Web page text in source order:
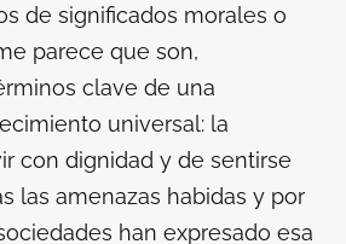
de significados morales o
parece que son,
clave de una
universal: la
con dignidad y de sentirse
las amenazas habidas y por
han expresado esa